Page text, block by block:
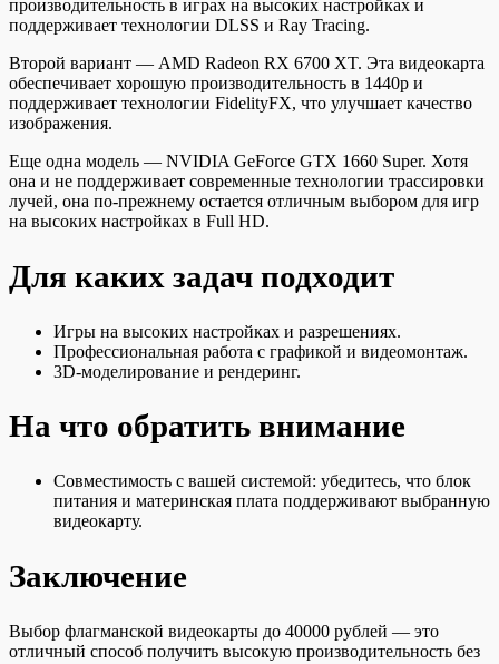
производительность в играх на высоких настройках и
поддерживает технологии DLSS и Ray Tracing.
Второй вариант — AMD Radeon RX 6700 XT. Эта видеокарта
обеспечивает хорошую производительность в 1440p и
поддерживает технологии FidelityFX, что улучшает качество
изображения.
Еще одна модель — NVIDIA GeForce GTX 1660 Super. Хотя
она и не поддерживает современные технологии трассировки
лучей, она по-прежнему остается отличным выбором для игр
на высоких настройках в Full HD.
Для каких задач подходит
Игры на высоких настройках и разрешениях.
Профессиональная работа с графикой и видеомонтаж.
3D-моделирование и рендеринг.
На что обратить внимание
Совместимость с вашей системой: убедитесь, что блок
питания и материнская плата поддерживают выбранную
видеокарту.
Заключение
Выбор флагманской видеокарты до 40000 рублей — это
отличный способ получить высокую производительность без